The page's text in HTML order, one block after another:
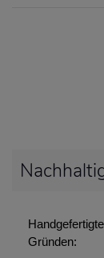
Gründen: